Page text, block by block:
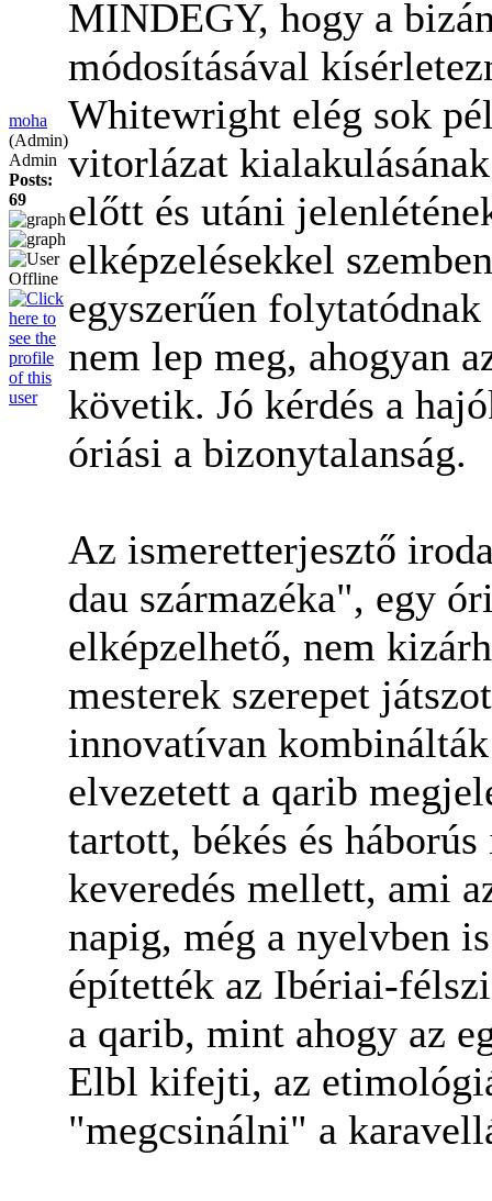
moha
(Admin)
Admin
Posts:
69
MINDEGY, hogy a
módosításával
Whitewright elég sok
vitorlázat
előtt és utáni
elképzelésekkel
egyszerűen
nem lep meg, ahogyan
követik. Jó kérdés a
óriási a bizonytalanság.
Az ismeretterjesztő
dau származéka", egy
elképzelhető, nem
mesterek szerepet
innovatívan
elvezetett a qarib
tartott, békés és
keveredés mellett, ami
napig, még a nyelvben
építették az Ibériai-
a qarib, mint ahogy az
Elbl kifejti, az
"megcsinálni" a